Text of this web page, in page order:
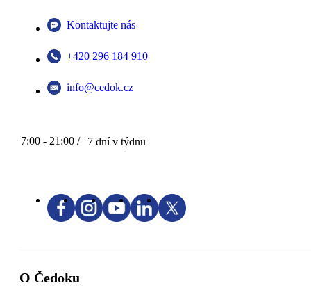
Kontaktujte nás
+420 296 184 910
info@cedok.cz
7:00 - 21:00 / 7 dní v týdnu
O Čedoku